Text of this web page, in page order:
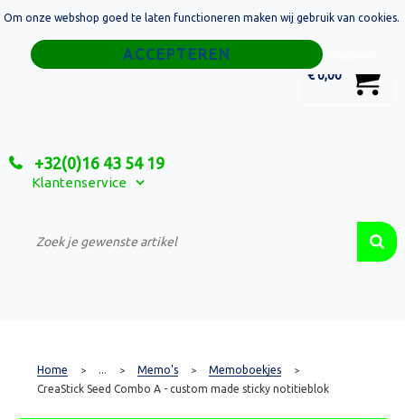
€ 0,00
+32(0)16 43 54 19
Klantenservice
Home
Relatiegeschenken
Custom Made Projecten
Home > ... > Memo's > Memoboekjes >
CreaStick Seed Combo A - custom made sticky notitieblok
Om onze webshop goed te laten functioneren maken wij gebruik van cookies.